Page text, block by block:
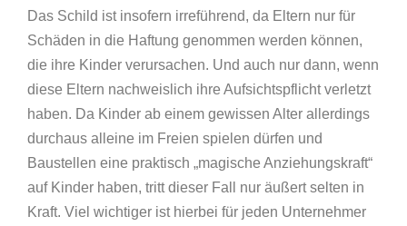
Das Schild ist insofern irreführend, da Eltern nur für
Schäden in die Haftung genommen werden können,
die ihre Kinder verursachen. Und auch nur dann, wenn
diese Eltern nachweislich ihre Aufsichtspflicht verletzt
haben. Da Kinder ab einem gewissen Alter allerdings
durchaus alleine im Freien spielen dürfen und
Baustellen eine praktisch „magische Anziehungskraft“
auf Kinder haben, tritt dieser Fall nur äußert selten in
Kraft. Viel wichtiger ist hierbei für jeden Unternehmer